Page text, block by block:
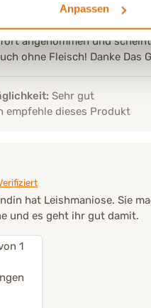
Anpassen
Das Gesunde Tier
von meiner Fellrakete.
angenommen und
ohne Fleisch! Danke Das
Sehr gut
empfehle dieses Produkt
hat Leishmaniose. Sie
und es geht ihr gut damit.